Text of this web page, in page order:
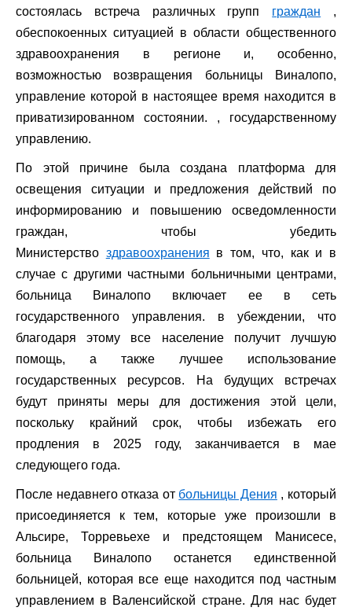
состоялась встреча различных групп граждан ,
обеспокоенных ситуацией в области общественного
здравоохранения в регионе и, особенно,
возможностью возвращения больницы Виналопо,
управление которой в настоящее время находится в
приватизированном состоянии. , государственному
управлению.
По этой причине была создана платформа для
освещения ситуации и предложения действий по
информированию и повышению осведомленности
граждан, чтобы убедить
Министерство здравоохранения в том, что, как и в
случае с другими частными больничными центрами,
больница Виналопо включает ее в сеть
государственного управления. в убеждении, что
благодаря этому все население получит лучшую
помощь, а также лучшее использование
государственных ресурсов. На будущих встречах
будут приняты меры для достижения этой цели,
поскольку крайний срок, чтобы избежать его
продления в 2025 году, заканчивается в мае
следующего года.
После недавнего отказа от больницы Дения , который
присоединяется к тем, которые уже произошли в
Альсире, Торревьехе и предстоящем Манисесе,
больница Виналопо останется единственной
больницей, которая все еще находится под частным
управлением в Валенсийской стране. Для нас будет